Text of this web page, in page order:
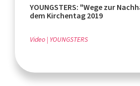
YOUNGSTERS: "Wege zur
dem Kirchentag 2019
Video YOUNGSTERS